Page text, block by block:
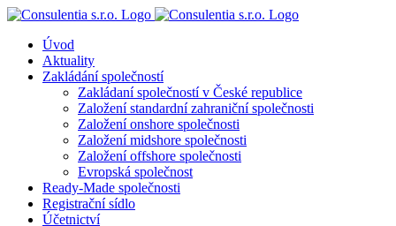
Přeskočit
obsah
Úvod
Aktuality
Zakládání společností
Zakládaní společností v České republice
Založení standardní zahraniční společnosti
Založení onshore společnosti
Založení midshore společnosti
Založení offshore společnosti
Evropská společnost
Ready-Made společnosti
Registrační sídlo
Účetnictví